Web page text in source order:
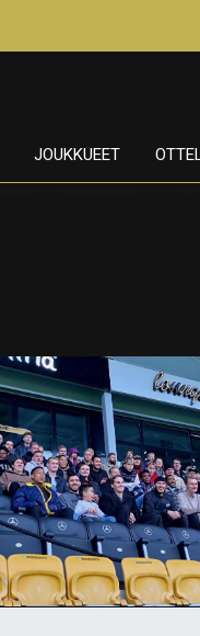
JOUKKUEET